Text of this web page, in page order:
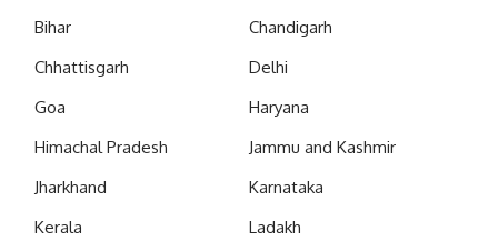
Bihar
Chandigarh
Chhattisgarh
Delhi
Goa
Haryana
Himachal Pradesh
Jammu and Kashmir
Jharkhand
Karnataka
Kerala
Ladakh